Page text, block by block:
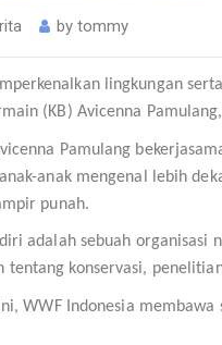
by tommy
lingkungan
(KB) Avicenna
Pamulang
anak mengenal lebih
punah.
adalah sebuah organisasi
tentang konservasi,
WWF Indonesia